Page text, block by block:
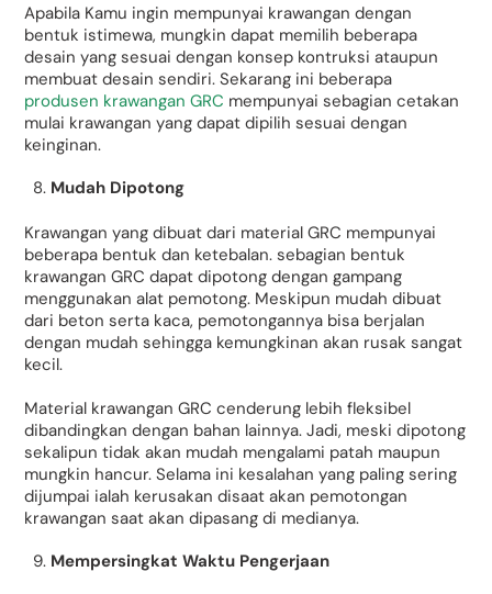
Apabila Kamu ingin mempunyai krawangan dengan
bentuk istimewa, mungkin dapat memilih beberapa
desain yang sesuai dengan konsep kontruksi ataupun
membuat desain sendiri. Sekarang ini beberapa
produsen krawangan GRC mempunyai sebagian cetakan
mulai krawangan yang dapat dipilih sesuai dengan
keinginan.
Mudah Dipotong
Krawangan yang dibuat dari material GRC mempunyai
beberapa bentuk dan ketebalan. sebagian bentuk
krawangan GRC dapat dipotong dengan gampang
menggunakan alat pemotong. Meskipun mudah dibuat
dari beton serta kaca, pemotongannya bisa berjalan
dengan mudah sehingga kemungkinan akan rusak sangat
kecil.
Material krawangan GRC cenderung lebih fleksibel
dibandingkan dengan bahan lainnya. Jadi, meski dipotong
sekalipun tidak akan mudah mengalami patah maupun
mungkin hancur. Selama ini kesalahan yang paling sering
dijumpai ialah kerusakan disaat akan pemotongan
krawangan saat akan dipasang di medianya.
Mempersingkat Waktu Pengerjaan